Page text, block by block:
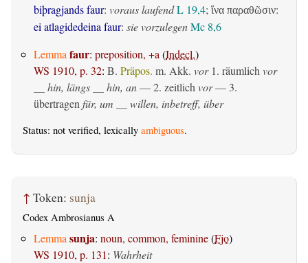
biþragjands faur: voraus laufendL 19,4; ἵνα παραθῶσιν:
ei atlagidedeina faur: sie vorzulegenMc 8,6
Lemma faur: preposition, +a (Indecl.)
WS 1910, p. 32: B. Präpos. m. Akk. vor1. räumlich vor
__ hin, längs __ hin, an— 2. zeitlich vor— 3.
übertragen für, um __ willen, inbetreff, über
Status: not verified, lexically ambiguous.
↑ Token: sunja
Codex Ambrosianus A
Lemmasunja: noun, common, feminine(Fjo)
WS 1910, p. 131: Wahrheit